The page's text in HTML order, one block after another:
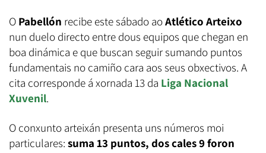
O Pabellón recibe este sábado aoAtlético Arteixo
nun duelo directo entre dous equipos que chegan en
boa dinámica e que buscan seguir sumando puntos
fundamentais no camiño cara aos seus obxectivos. A
cita corresponde á xornada 13 da Liga Nacional
Xuvenil.
O conxunto arteixán presenta uns números moi
particulares: suma 13 puntos, dos cales 9 foron